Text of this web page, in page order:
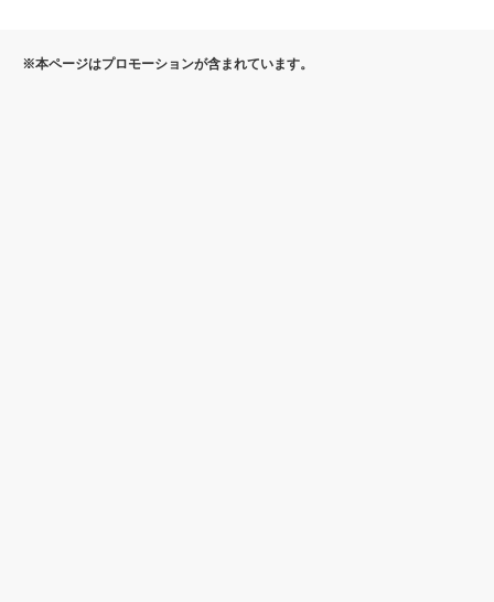
※本ページはプロモーションが含まれています。